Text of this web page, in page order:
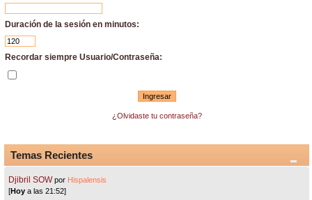
Duración de la sesión en minutos:
Recordar siempre Usuario/Contraseña:
¿Olvidaste tu contraseña?
Temas Recientes
Djibril SOW por Hispalensis
[Hoy a las 21:52]